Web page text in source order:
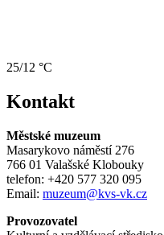
25/12 °C
Kontakt
Městské muzeum
Masarykovo náměstí 276
766 01 Valašské Klobouky
telefon: +420 577 320 095
Email: muzeum@kvs-vk.cz
Provozovatel